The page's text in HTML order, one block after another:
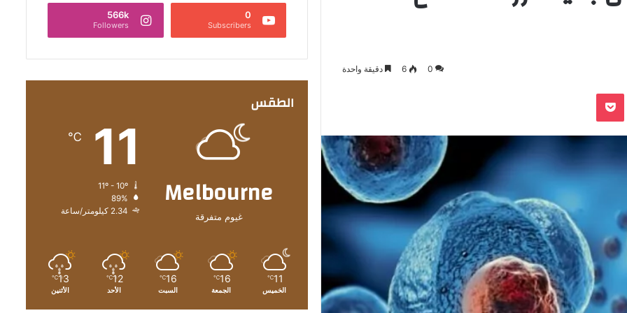
0
6 دقيقة واحدة
‫Pocket
0
Subscribers
566k
Followers
الطقس
Melbourne
غيوم متفرقة
11
℃
89%
2.34 كيلومتر/ساعة
11
℃
الخميس
16
℃
الجمعة
16
℃
السبت
12
℃
الأحد
13
℃
الأثنين